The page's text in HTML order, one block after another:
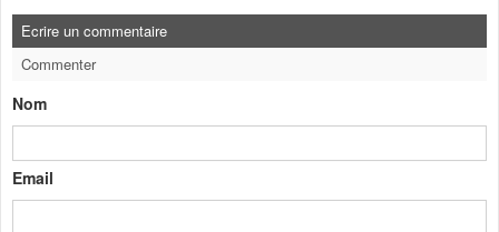
Ecrire un commentaire
Commenter
Nom
Email